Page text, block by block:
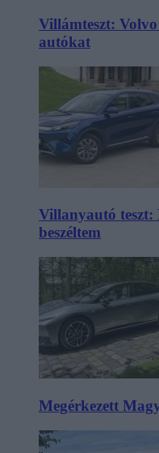
Villámteszt:
autókat
Villanyautó
beszéltem
Megérkezett